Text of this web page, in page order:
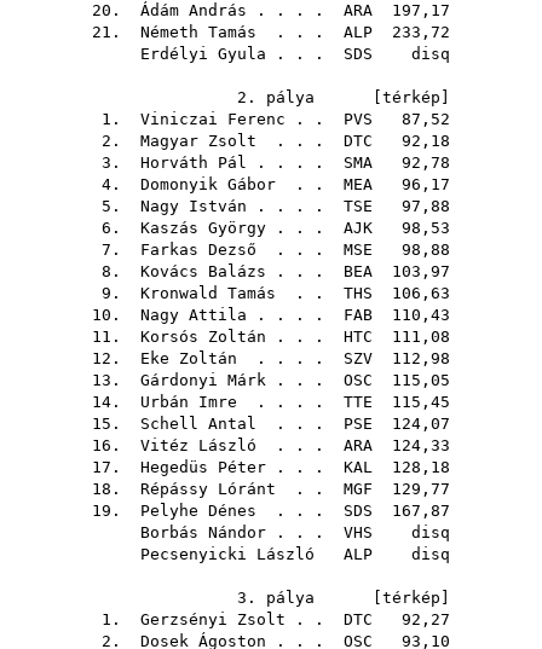
20. Ádám András . . . . ARA 197,17
21. Németh Tamás . . . ALP 233,72
Erdélyi Gyula . . . SDS disq
2. pálya [ térkép
1. Viniczai Ferenc . . PVS 87,52
2. Magyar Zsolt . . . DTC 92,18
3. Horváth Pál . . . . SMA 92,78
4. Domonyik Gábor . . MEA 96,17
5. Nagy István . . . . TSE 97,88
6. Kaszás György . . . AJK 98,53
7. Farkas Dezső . . . MSE 98,88
8. Kovács Balázs . . . BEA 103,97
9. Kronwald Tamás . . THS 106,63
10. Nagy Attila . . . . FAB 110,43
11. Korsós Zoltán . . . HTC 111,08
12. Eke Zoltán . . . . SZV 112,98
13. Gárdonyi Márk . . . OSC 115,05
14. Urbán Imre . . . . TTE 115,45
15. Schell Antal . . . PSE 124,07
16. Vitéz László . . . ARA 124,33
17. Hegedüs Péter . . . KAL 128,18
18. Répássy Lóránt . . MGF 129,77
19. Pelyhe Dénes . . . SDS 167,87
Borbás Nándor . . . VHS disq
Pecsenyicki László
ALP disq
3. pálya [ térkép
1. Gerzsényi Zsolt . . DTC 92,27
2. Dosek Ágoston . . . OSC 93,10